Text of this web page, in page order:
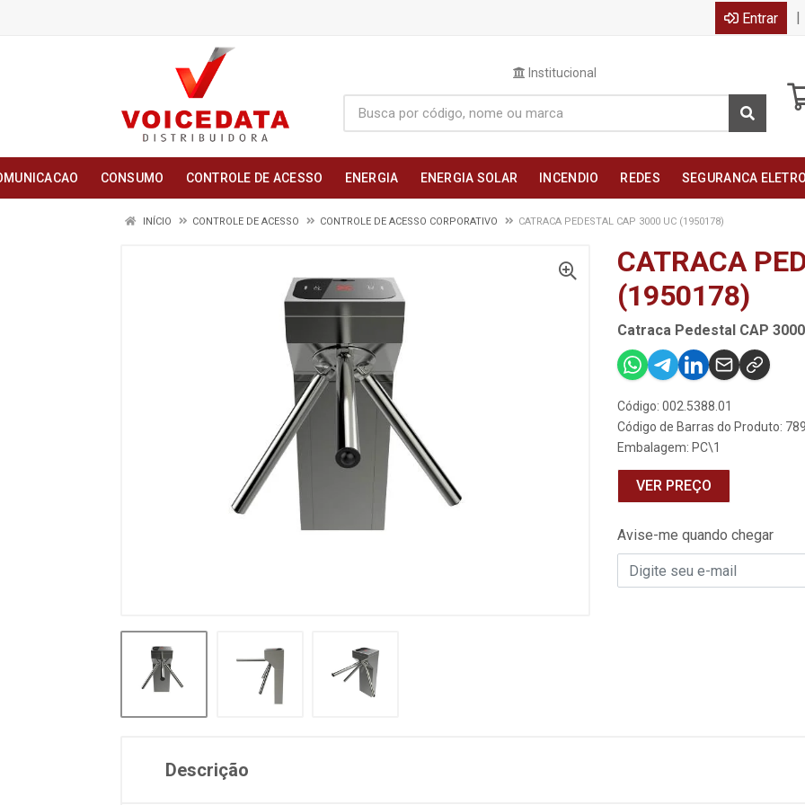
Entrar |
Institucional
CONSUMO CONTROLE DE ACESSO ENERGIA ENERGIA SOLAR INCENDIO REDES SEGURANCA
INÍCIO CONTROLE DE ACESSO CONTROLE DE ACESSO CORPORATIVO CATRACA PEDESTAL CAP 3000 UC (1950178)
CATRACA
(1950178)
Catraca Pedestal CAP
Código: 002.5388.01
Código de Barras do Produto:
Embalagem: PC\1
VER PREÇO
Avise-me quando chegar
Descrição